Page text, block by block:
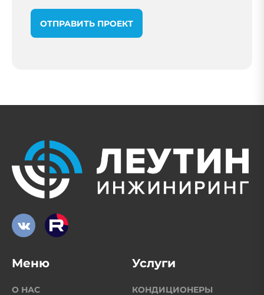
ОТПРАВИТЬ ПРОЕКТ
Меню
О НАС
Услуги
КОНДИЦИОНЕРЫ